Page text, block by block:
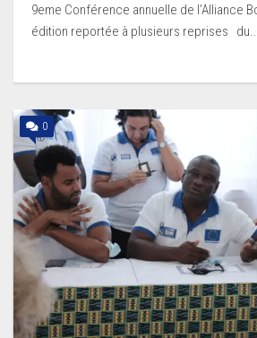
9eme Conférence annuelle de l’Alliance
édition reportée à plusieurs reprises
0